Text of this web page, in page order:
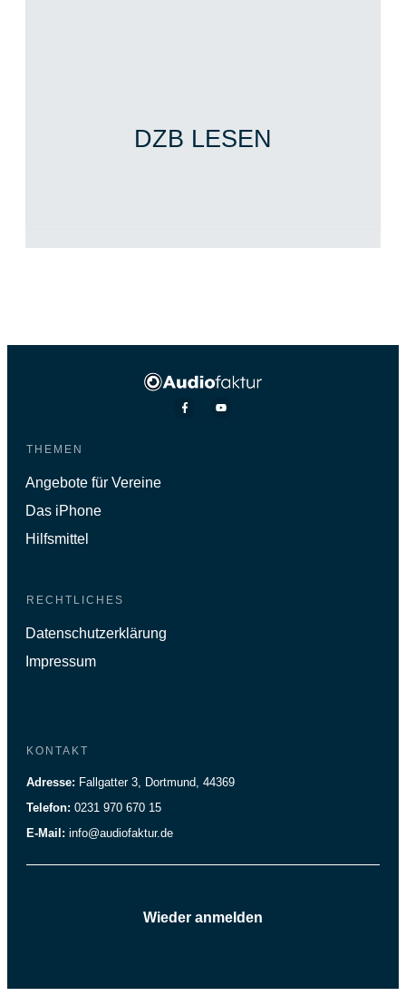
DZB LESEN
THEMEN
Angebote für Vereine
Das iPhone
Hilfsmittel
RECHTLICHES
Datenschutzerklärung
Impressum
KONTAKT
Adresse: Fallgatter 3, Dortmund, 44369
Telefon: 0231 970 670 15
E-Mail: info@audiofaktur.de
Wieder anmelden